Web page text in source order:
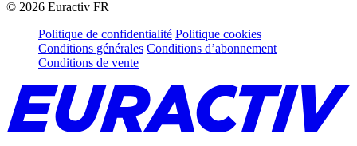
© 2026 Euractiv FR
Politique de confidentialité Politique cookies
Conditions générales Conditions d’abonnement
Conditions de vente